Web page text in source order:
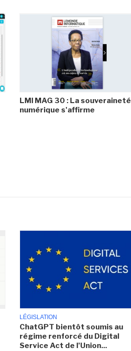
LMI MAG 30 : La souveraineté
numérique s'affirme
LÉGISLATION
ChatGPT bientôt soumis au
régime renforcé du Digital
Service Act de l'Union...